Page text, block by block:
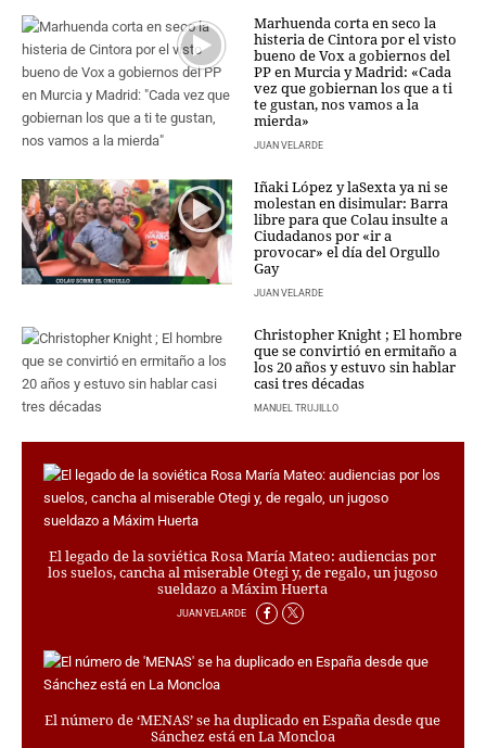
AUTORES
HEMEROTECA
SERVICIOS
OFERTAS
CLUB PD
ENLACES
MEDIOS
MÁS SERVICIOS
EDICIONES
AMÉRICA
ESPAÑA
Marhuenda corta en seco la
histeria de Cintora por el visto
bueno de Vox a gobiernos del
PP en Murcia y Madrid: «Cada
vez que gobiernan los que a ti
te gustan, nos vamos a la
mierda»
JUAN VELARDE
Iñaki López y laSexta ya ni se
molestan en disimular: Barra
libre para que Colau insulte a
Ciudadanos por «ir a
provocar» el día del Orgullo
Gay
JUAN VELARDE
Christopher Knight ; El hombre
que se convirtió en ermitaño a
los 20 años y estuvo sin hablar
casi tres décadas
MANUEL TRUJILLO
El legado de la soviética Rosa María Mateo: audiencias por
los suelos, cancha al miserable Otegi y, de regalo, un jugoso
sueldazo a Máxim Huerta
JUAN VELARDE
El número de ‘MENAS’ se ha duplicado en España desde que
Sánchez está en La Moncloa